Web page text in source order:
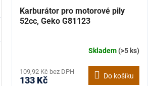
Karburátor pro motorové pily
52cc, Geko G81123
Skladem(>5 ks)
109,92 Kč bez DPH
133 Kč Do košíku